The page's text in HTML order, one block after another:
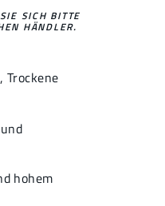
SICH BITTE
HÄNDLER.
, Trockene
hohem